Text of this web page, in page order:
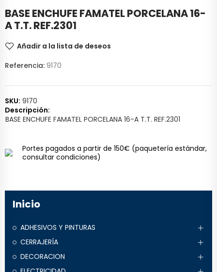
BASE ENCHUFE FAMATEL PORCELANA 16-
A T.T. REF.2301
Añadir a la lista de deseos
Referencia: 9170
SKU: 9170
Descripción:
BASE ENCHUFE FAMATEL PORCELANA 16-A T.T. REF.2301
Portes pagados a partir de 150€ (paquetería estándar,
consultar condiciones)
Inicio
ADHESIVOS Y PINTURAS
CERRAJERÍA
DECORACION